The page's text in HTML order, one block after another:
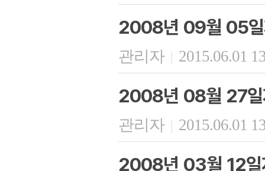
2008년 09월 05일
관리자 | 2015.06.01
2008년 08월 27일
관리자 | 2015.06.01
2008년 03월 12일